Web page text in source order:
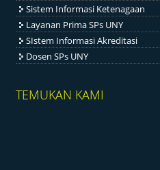
Sistem Informasi Ketenagaan
Layanan Prima SPs UNY
SIstem Informasi Akreditasi
Dosen SPs UNY
TEMUKAN KAMI